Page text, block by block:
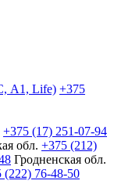
A1, Life) +375
+375 (17) 251-07-94
обл. +375 (212)
Гродненская обл.
(222) 76-48-50